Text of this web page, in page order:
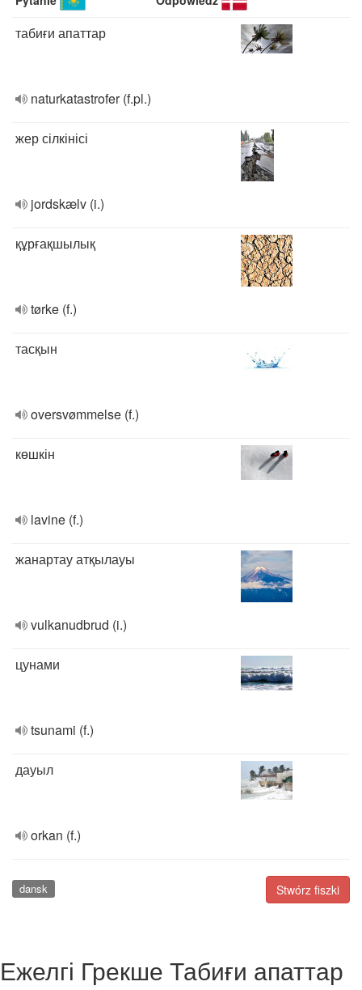
табиғи апаттар
naturkatastrofer (f.pl.)
жер сілкінісі
jordskælv (i.)
құрғақшылық
tørke (f.)
тасқын
oversvømmelse (f.)
көшкін
lavine (f.)
жанартау атқылауы
vulkanudbrud (i.)
цунами
tsunami (f.)
дауыл
orkan (f.)
Stwórz fiszki
dansk
Ежелгі Грекше Табиғи апаттар